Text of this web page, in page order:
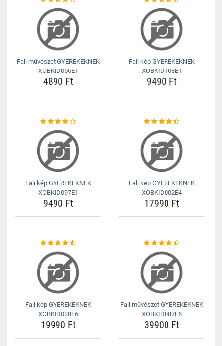
Fali művészet GYEREKEKNEK
XOBKID056E1
4890 Ft
Fali kép GYEREKEKNEK
XOBKID108E1
9490 Ft
Fali kép GYEREKEKNEK
XOBKID097E1
9490 Ft
Fali kép GYEREKEKNEK
XOBKID002E4
17990 Ft
Fali kép GYEREKEKNEK
XOBKID028E6
19990 Ft
Fali művészet GYEREKEKNEK
XOBKID087E6
39900 Ft